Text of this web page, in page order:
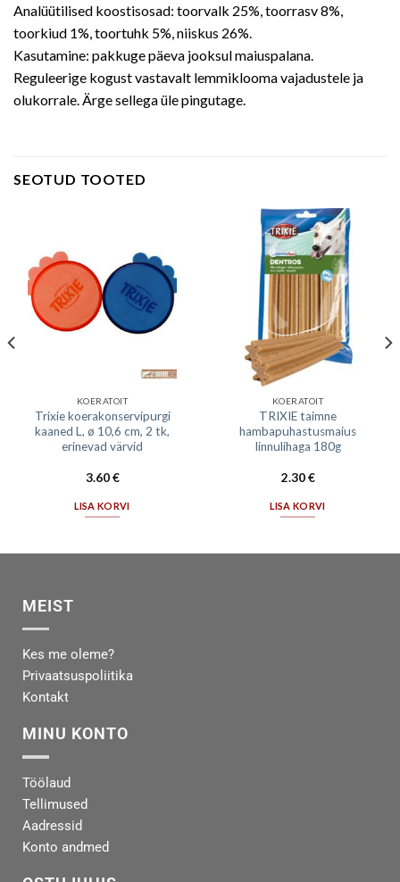
Analüütilised koostisosad: toorvalk 25%, toorrasv 8%,
toorkiud 1%, toortuhk 5%, niiskus 26%.
Kasutamine: pakkuge päeva jooksul maiuspalana.
Reguleerige kogust vastavalt lemmiklooma vajadustele ja
olukorrale. Ärge sellega üle pingutage.
SEOTUD TOOTED
KOERATOIT
Trixie koerakonservipurgi
kaaned L, ø 10,6 cm, 2 tk,
erinevad värvid
3.60€
LISA KORVI
KOERATOIT
TRIXIE taimne
hambapuhastusmaius
linnulihaga 180g
2.30€
LISA KORVI
MEIST
Kes me oleme?
Privaatsuspoliitika
Kontakt
MINU KONTO
Töölaud
Tellimused
Aadressid
Konto andmed